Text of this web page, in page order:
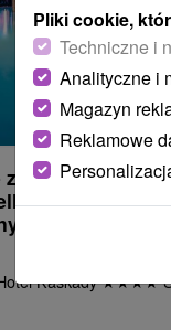
od
z obiadokolacją i
i Spa:
hoteli przez
Kaskady★★★★
Pliki cookie,
Techniczne i
Analityczne i
Magazyn
Reklamowe